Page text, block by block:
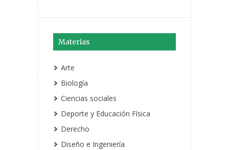
Materias
Arte
Biología
Ciencias sociales
Deporte y Educación Física
Derecho
Diseño e Ingeniería